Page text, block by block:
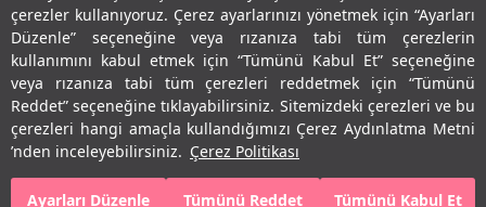
çerezler kullanıyoruz. Çerez ayarlarınızı yönetmek için “Ayarları
Düzenle” seçeneğine veya rızanıza tabi tüm çerezlerin
kullanımını kabul etmek için “Tümünü Kabul Et” seçeneğine
veya rızanıza tabi tüm çerezleri reddetmek için “Tümünü
Reddet” seçeneğine tıklayabilirsiniz. Sitemizdeki çerezleri ve bu
çerezleri hangi amaçla kullandığımızı Çerez Aydınlatma Metni
’nden inceleyebilirsiniz. Çerez Politikası
Ayarları Düzenle Tümünü Reddet Tümünü Kabul Et
SEPETE EKLE HEMEN AL
Uygulamalarımız